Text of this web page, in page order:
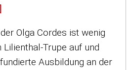
Olga Cordes ist wenig
Trupe auf und
Ausbildung an der